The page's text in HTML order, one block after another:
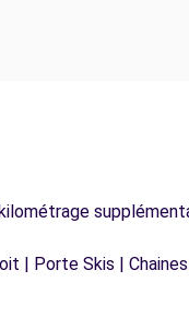
| Porte Skis |